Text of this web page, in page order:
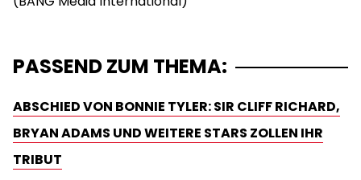
PASSEND ZUM THEMA:
ABSCHIED VON BONNIE TYLER: SIR CLIFF RICHARD,
BRYAN ADAMS UND WEITERE STARS ZOLLEN IHR
TRIBUT